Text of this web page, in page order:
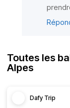
Toutes les
Alpes
Dafy Trip